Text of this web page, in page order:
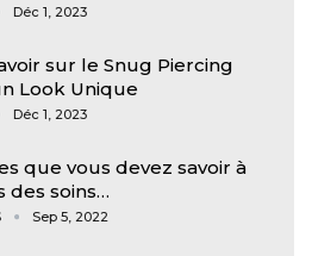
Déc 1, 2023
sur le Snug Piercing
Look Unique
Déc 1, 2023
que vous devez savoir à
des soins…
Sep 5, 2022